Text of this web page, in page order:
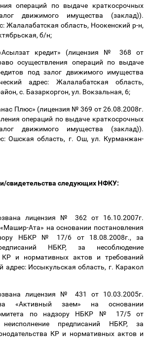
операций по выдаче краткосрочных
движимого имущества (заклад)).
Жалалабатская область, Ноокенский р-н,
б/н;
кредит» (лицензия № 368 от
осуществления операций по выдаче
под залог движимого имущества
адрес: Жалалабатская область,
с. Базаркоргон, ул. Вокзальная, 6;
Плюс» (лицензия № 369 от 26.08.2008г.
операций по выдаче краткосрочных
движимого имущества (заклад)).
Ошская область, г. Ош, ул. Курманжан-
свидетельства следующих НФКУ:
лицензия № 362 от 16.10.2007г.
Ата» на основании постановления
НБКР № 17/6 от 18.08.2008г., за
НБКР, за несоблюдение
КР и нормативных актов и требований
адрес: Иссыкульская область, г. Каракол
лицензия № 431 от 10.03.2005г.
«Активный заем» на основании
по надзору НБКР № 17/5 от
предписаний НБКР, за
КР и нормативных актов и